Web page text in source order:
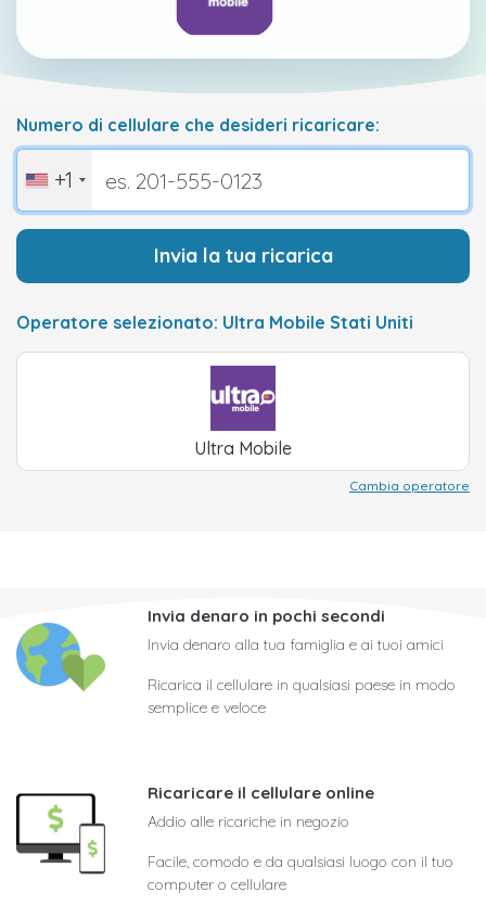
Numero di cellulare che desideri ricaricare:
+1
Invia la tua ricarica
Operatore selezionato: Ultra Mobile Stati Uniti
Ultra Mobile
Cambia operatore
Invia denaro in pochi secondi
Invia denaro alla tua famiglia e ai tuoi amici
Ricarica il cellulare in qualsiasi paese in modo
semplice e veloce
Ricaricare il cellulare online
Addio alle ricariche in negozio
Facile, comodo e da qualsiasi luogo con il tuo
computer o cellulare